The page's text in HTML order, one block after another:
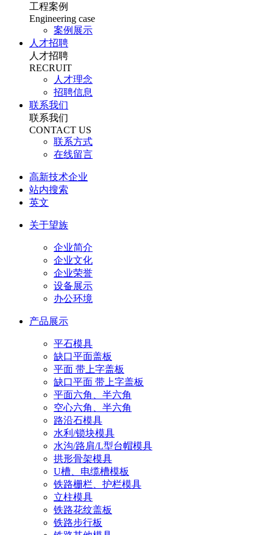
工程案例
Engineering case
案例展示
人才招聘
人才招聘
RECRUIT
人才理念
招聘信息
联系我们
联系我们
CONTACT US
联系方式
在线留言
高新技术企业
站内搜索
英文
关于望族
企业简介
企业文化
企业荣誉
设备展示
办公环境
产品展示
平石模具
缺口平面盖板
平面 带上字盖板
缺口平面 带上字盖板
平面六角、半六角
空心六角、半六角
路沿石模具
水利/锁块模具
水沟/路肩/L型台帽模具
拱形骨架模具
U槽、电缆槽模板
铁路栅栏、护栏模具
立柱模具
铁路花纹盖板
铁路步行板